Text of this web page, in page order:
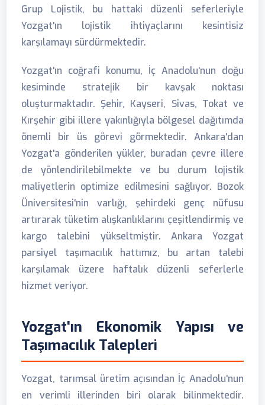
Grup Lojistik, bu hattaki düzenli seferleriyle
Yozgat'ın lojistik ihtiyaçlarını kesintisiz
karşılamayı sürdürmektedir.
Yozgat'ın coğrafi konumu, İç Anadolu'nun doğu
kesiminde stratejik bir kavşak noktası
oluşturmaktadır. Şehir, Kayseri, Sivas, Tokat ve
Kırşehir gibi illere yakınlığıyla bölgesel dağıtımda
önemli bir üs görevi görmektedir. Ankara'dan
Yozgat'a gönderilen yükler, buradan çevre illere
de yönlendirilebilmekte ve bu durum lojistik
maliyetlerin optimize edilmesini sağlıyor. Bozok
Üniversitesi'nin varlığı, şehirdeki genç nüfusu
artırarak tüketim alışkanlıklarını çeşitlendirmiş ve
kargo talebini yükseltmiştir. Ankara Yozgat
parsiyel taşımacılık hattımız, bu artan talebi
karşılamak üzere haftalık düzenli seferlerle
hizmet veriyor.
Yozgat'ın Ekonomik Yapısı ve
Taşımacılık Talepleri
Yozgat, tarımsal üretim açısından İç Anadolu'nun
en verimli illerinden biri olarak bilinmektedir.